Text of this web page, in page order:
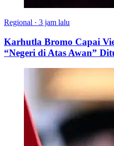
Regional · 3 jam lalu
Karhutla Bromo Capai
“Negeri di Atas Awan”